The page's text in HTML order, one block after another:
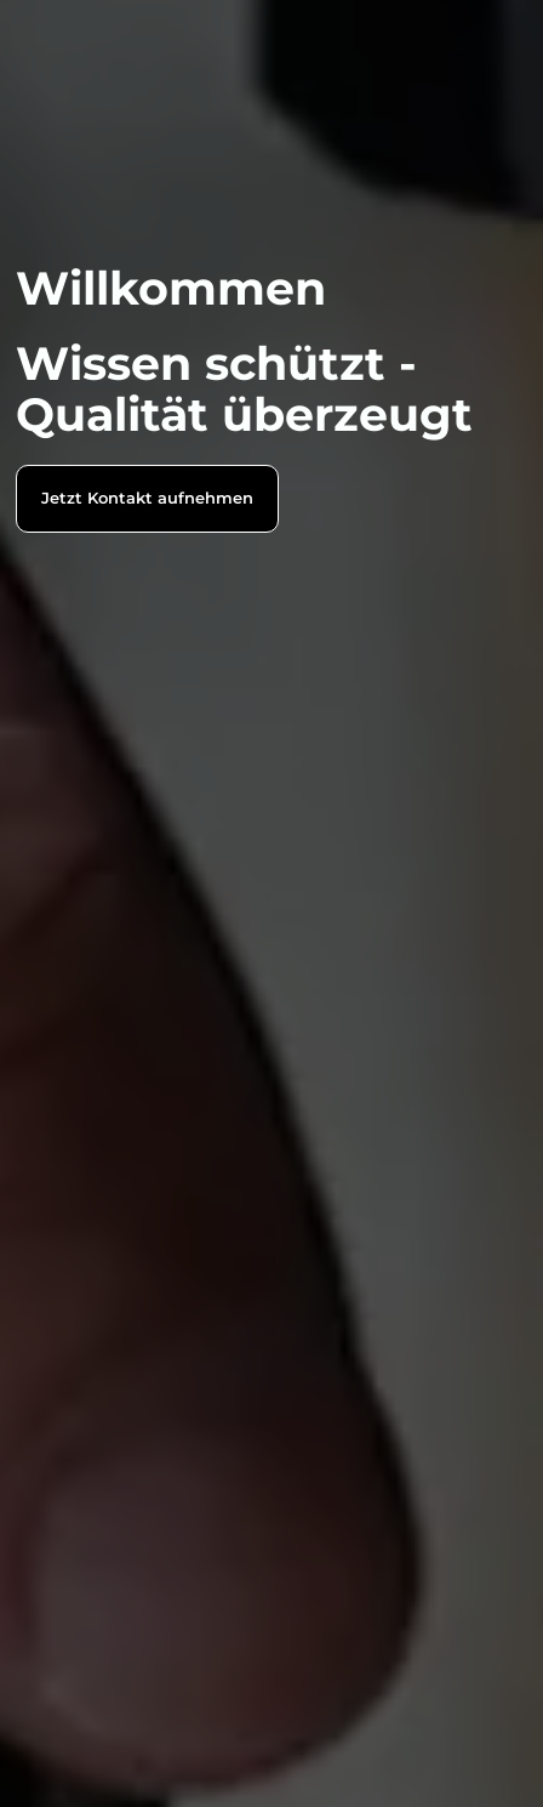
Willkommen
Wissen schützt -
Qualität überzeugt
Jetzt Kontakt aufnehmen